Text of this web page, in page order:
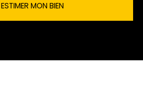
ESTIMER MON BIEN